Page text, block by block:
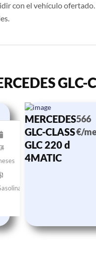
con el vehículo
GLC-
MERCEDES
GLC-CLASS
GLC 220 d
4MATIC
566
€/